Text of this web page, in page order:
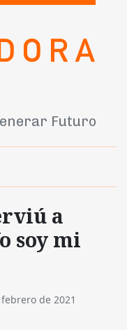
Futuro
a
soy mi
de 2021